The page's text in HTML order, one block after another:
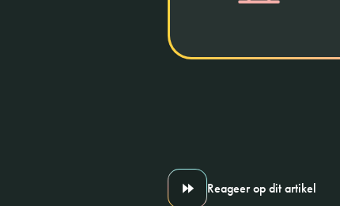
Reageer op dit artikel